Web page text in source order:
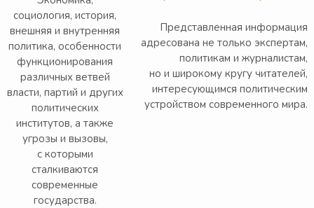
социология, история,
внешняя и внутренняя
политика, особенности
функционирования
различных ветвей
власти, партий и других
политических
институтов, а также
угрозы и вызовы,
с которыми
сталкиваются
современные
государства.
Представленная информация
адресована не только экспертам,
политикам и журналистам,
но и широкому кругу читателей,
интересующимся политическим
устройством современного мира.